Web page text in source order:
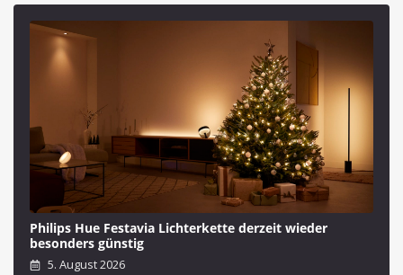
Philips Hue Festavia Lichterkette derzeit wieder
besonders günstig
5. August 2026